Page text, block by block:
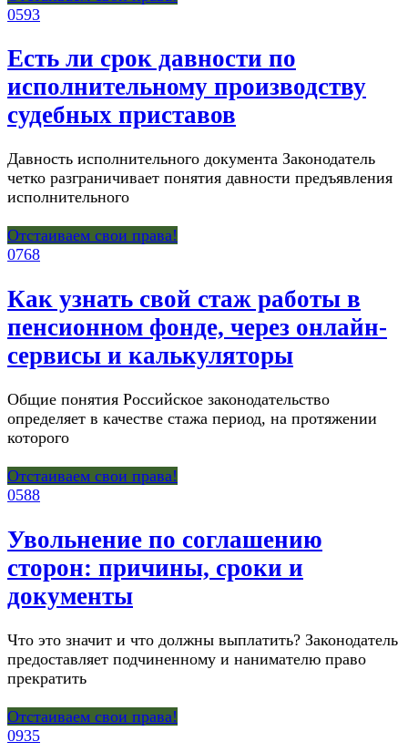
0593
Есть ли срок давности по
исполнительному производству
судебных приставов
Давность исполнительного документа Законодатель
четко разграничивает понятия давности предъявления
исполнительного
Отстаиваем свои права!
0768
Как узнать свой стаж работы в
пенсионном фонде, через онлайн-
сервисы и калькуляторы
Общие понятия Российское законодательство
определяет в качестве стажа период, на протяжении
которого
Отстаиваем свои права!
0588
Увольнение по соглашению
сторон: причины, сроки и
документы
Что это значит и что должны выплатить? Законодатель
предоставляет подчиненному и нанимателю право
прекратить
Отстаиваем свои права!
0935